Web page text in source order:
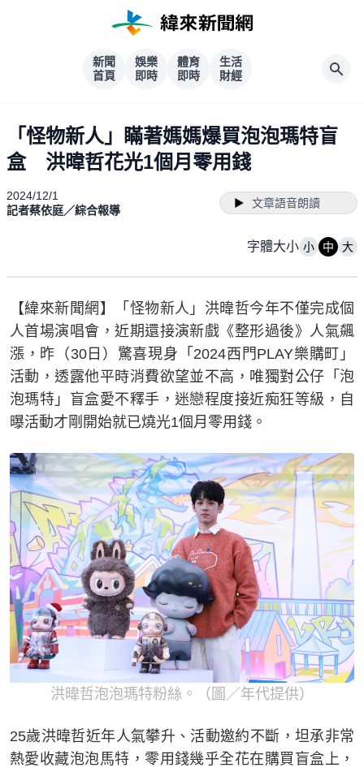
新聞
首頁
娛樂
即時
體育
即時
生活
財經
「怪物新人」瞞著媽媽爆買泡泡瑪特盲
盒 洪暐哲花光1個月零用錢
2024/12/1
記者蔡依庭／綜合報導
文章語音朗讀
字體大小 小 中 大
【緯來新聞網】「怪物新人」洪暐哲今年不僅完成個
人首場演唱會，近期還接演新戲《整形過後》人氣飆
漲，昨（30日）驚喜現身「2024西門PLAY樂購町」
活動，透露他平時消費欲望並不高，唯獨對公仔「泡
泡瑪特」盲盒愛不釋手，迷戀程度接近痴狂等級，自
曝活動才剛開始就已燒光1個月零用錢。
洪暐哲泡泡瑪特粉絲。（圖／年代提供）
25歲洪暐哲近年人氣攀升、活動邀約不斷，坦承非常
熱愛收藏泡泡馬特，零用錢幾乎全花在購買盲盒上，